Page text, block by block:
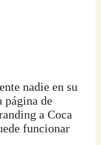
nadie en su
página de
a Coca
funcionar